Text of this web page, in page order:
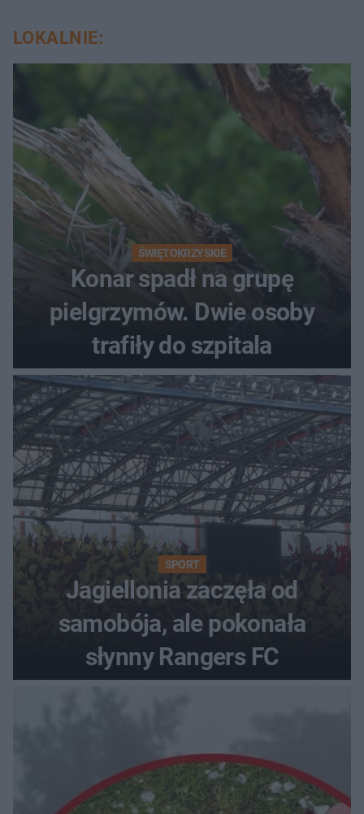
LOKALNIE:
ŚWIĘTOKRZYSKIE
Konar spadł na grupę
pielgrzymów. Dwie osoby
trafiły do szpitala
SPORT
Jagiellonia zaczęła od
samobója, ale pokonała
słynny Rangers FC